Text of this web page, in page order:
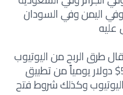
اليمن وفي السودان
عليه
طرق الربح من اليوتيوب
YouTube وكيفية ربح أكثر من 50$ دولار يومياً من تطبيق
اليوتيوب وكذلك شروط فتح